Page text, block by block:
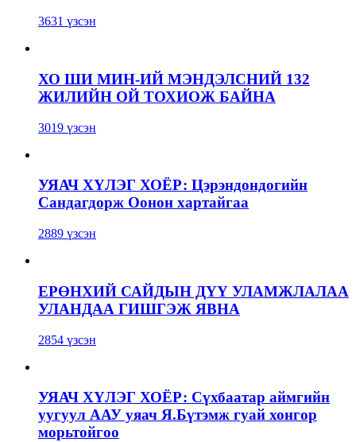
3631 үзсэн
ХО ШИ МИН-ИЙ МЭНДЭЛСНИЙ 132
ЖИЛИЙН ОЙ ТОХИОЖ БАЙНА
3019 үзсэн
УЯАЧ ХҮЛЭГ ХОЁР: Цэрэндондогийн
Сандагдорж Оонон хартайгаа
2889 үзсэн
ЕРӨНХИЙ САЙДЫН ДҮҮ УЛАМЖЛАЛАА
УЛАНДАА ГИШГЭЖ ЯВНА
2854 үзсэн
УЯАЧ ХҮЛЭГ ХОЁР: Сүхбаатар аймгийн
уугуул ААУ уяач Я.Бүтэмж гуай хонгор
морьтойгоо